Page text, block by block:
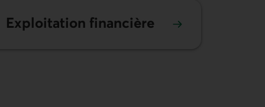
Exploitation financière